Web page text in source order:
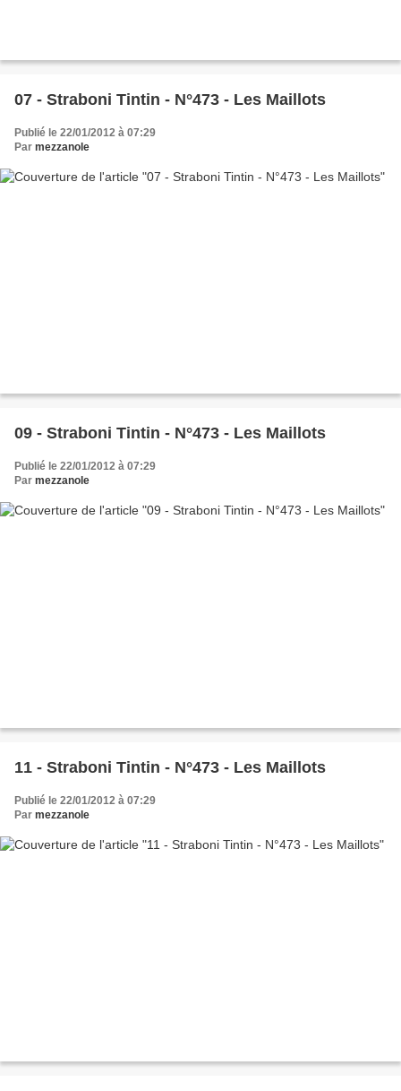
07 - Straboni Tintin - N°473 - Les Maillots
Publié le 22/01/2012 à 07:29
Par mezzanole
09 - Straboni Tintin - N°473 - Les Maillots
Publié le 22/01/2012 à 07:29
Par mezzanole
11 - Straboni Tintin - N°473 - Les Maillots
Publié le 22/01/2012 à 07:29
Par mezzanole